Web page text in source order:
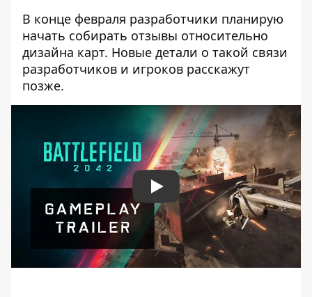
В конце февраля разработчики планирую
начать собирать отзывы относительно
дизайна карт. Новые детали о такой связи
разработчиков и игроков расскажут
позже.
Play